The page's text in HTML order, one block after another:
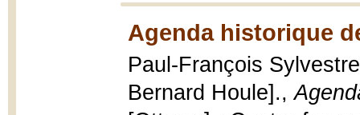
Agenda historique
Paul-François
Bernard Houle].,